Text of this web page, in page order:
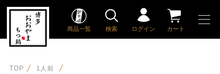
商品一覧 検索 ログイン カート
TOP 1人前